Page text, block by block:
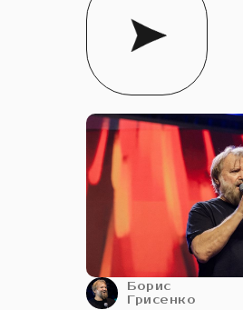
Борис
Грисенко